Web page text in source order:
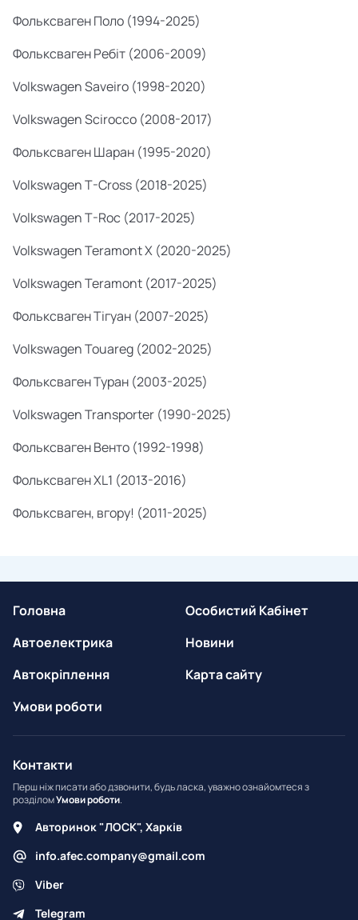
Фольксваген Поло (1994-2025)
Фольксваген Ребіт (2006-2009)
Volkswagen Saveiro (1998-2020)
Volkswagen Scirocco (2008-2017)
Фольксваген Шаран (1995-2020)
Volkswagen T-Cross (2018-2025)
Volkswagen T-Roc (2017-2025)
Volkswagen Teramont X (2020-2025)
Volkswagen Teramont (2017-2025)
Фольксваген Тігуан (2007-2025)
Volkswagen Touareg (2002-2025)
Фольксваген Туран (2003-2025)
Volkswagen Transporter (1990-2025)
Фольксваген Венто (1992-1998)
Фольксваген XL1 (2013-2016)
Фольксваген, вгору! (2011-2025)
Головна
Автоелектрика
Автокріплення
Умови роботи
Особистий Кабінет
Новини
Карта сайту
Контакти
Перш ніж писати або дзвонити, будь ласка, уважно ознайомтеся з
розділомУмови роботи.
Авторинок "ЛОСК", Харків
info.afec.company@gmail.com
Viber
Telegram